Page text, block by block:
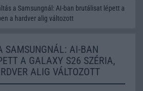
a Samsungnál: AI-ban brutálisat lépett a
a hardver alig változott
SAMSUNGNÁL: AI-BAN
A GALAXY S26 SZÉRIA,
ALIG VÁLTOZOTT